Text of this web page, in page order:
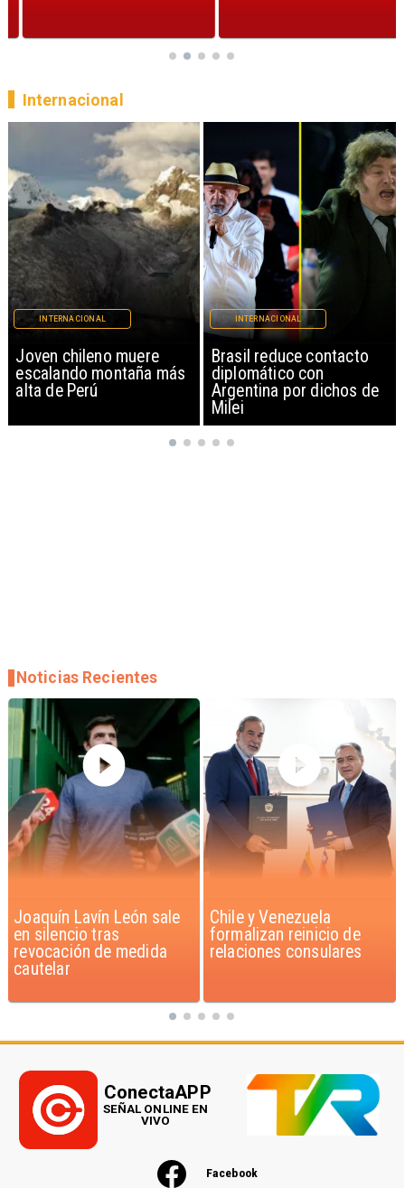
Brasil reduce contacto
diplomático con
Argentina por dichos de
INTERNACIONAL
China restringe
exportación de drones a
EEUU y sanciona
empresas
INTERNACIONAL
Internacional
Chile y Venezuela
formalizan reinicio de
relaciones consulares
Feriantes rechazan
dichos de Camila Flores
sobre Fabiola Campillai
Noticias Recientes
Facebook
ConectaAPP
SEÑAL ONLINE EN
VIVO